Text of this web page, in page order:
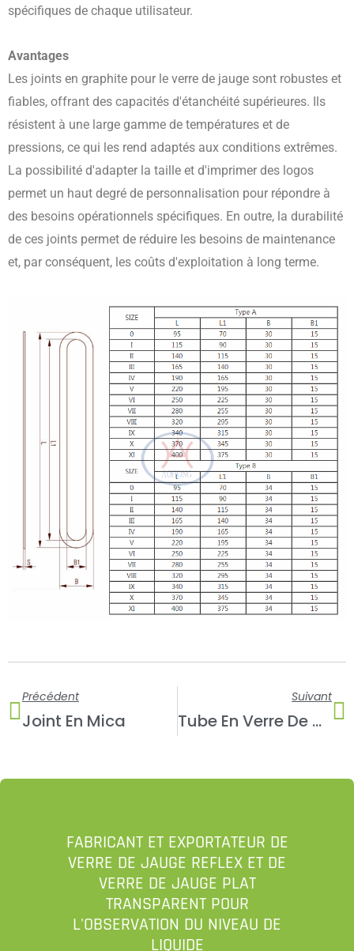
spécifiques de chaque utilisateur.
Avantages
Les joints en graphite pour le verre de jauge sont robustes et
fiables, offrant des capacités d'étanchéité supérieures. Ils
résistent à une large gamme de températures et de
pressions, ce qui les rend adaptés aux conditions extrêmes.
La possibilité d'adapter la taille et d'imprimer des logos
permet un haut degré de personnalisation pour répondre à
des besoins opérationnels spécifiques. En outre, la durabilité
de ces joints permet de réduire les besoins de maintenance
et, par conséquent, les coûts d'exploitation à long terme.
Précédent
Joint En Mica
Suivant
Tube En Verre De Quartz
FABRICANT ET EXPORTATEUR DE
VERRE DE JAUGE REFLEX ET DE
VERRE DE JAUGE PLAT
TRANSPARENT POUR
L'OBSERVATION DU NIVEAU DE
LIQUIDE